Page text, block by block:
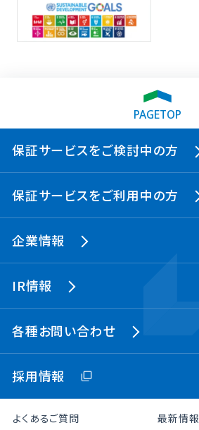
PAGETOP
保証サービスをご検討中の方
保証サービスをご利用中の方
企業情報
IR情報
各種お問い合わせ
採用情報
よくあるご質問 最新情報